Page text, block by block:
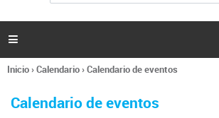
l
s

Se
usted
Inicio›Calendario›Calendario de eventos
Calendario de eventos